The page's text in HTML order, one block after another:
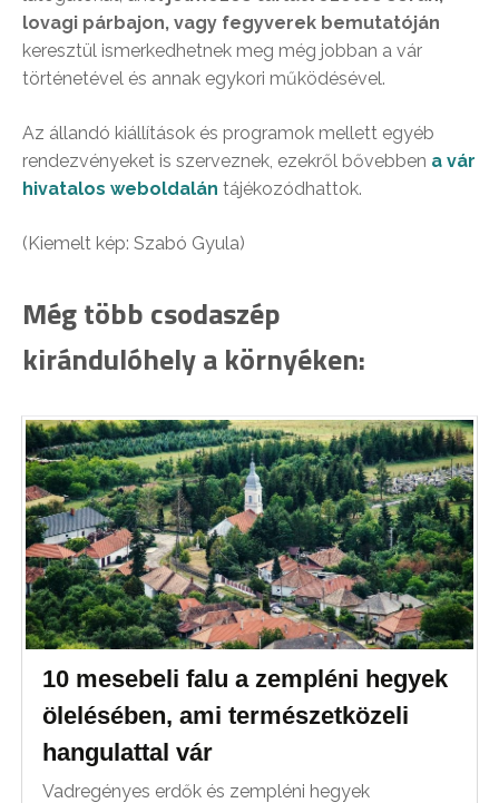
lovagi párbajon, vagy fegyverek bemutatóján
keresztül ismerkedhetnek meg még jobban a vár
történetével és annak egykori működésével.
Az állandó kiállítások és programok mellett egyéb
rendezvényeket is szerveznek, ezekről bővebben a vár
hivatalos weboldalán tájékozódhattok.
(Kiemelt kép: Szabó Gyula)
Még több csodaszép
kirándulóhely a környéken:
10 mesebeli falu a zempléni hegyek
ölelésében, ami természetközeli
hangulattal vár
Vadregényes erdők és zempléni hegyek